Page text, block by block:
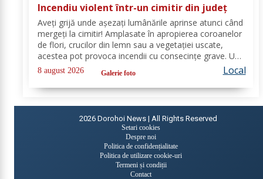
Incendiu violent într-un cimitir din județ
Aveți grijă unde așezați lumânările aprinse atunci când
mergeți la cimitir! Amplasate în apropierea coroanelor
de flori, crucilor din lemn sau a vegetației uscate,
acestea pot provoca incendii cu consecințe grave. Un
astfel de eveniment s-a produs ieri, în cimitirul din
localitatea Ichimeni, comuna...
8 august 2026 Galerie foto Local
2026 Dorohoi News | All Rights Reserved
Setari cookies
Despre noi
Politica de confidențialitate
Politica de utilizare cookie-uri
Termeni și condiții
Contact